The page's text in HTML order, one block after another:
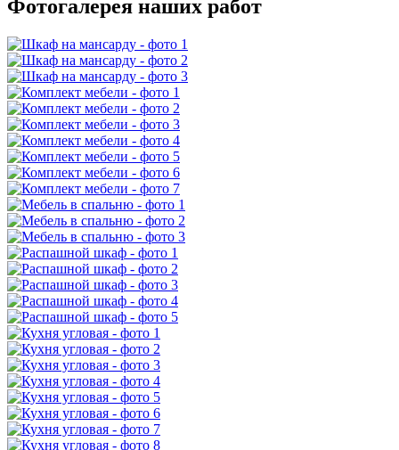
Фотогалерея наших работ